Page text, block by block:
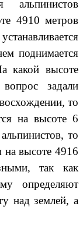
альпинистов
4910 метров
поднимается
какой высоте
задали
то
на высоте 6
то
на высоте 4916
так как
определяют
над землей, а